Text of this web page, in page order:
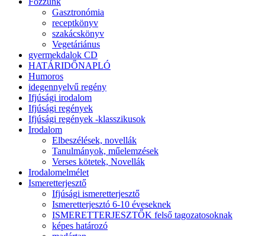
Gasztronómia
receptkönyv
szakácskönyv
Vegetáriánus
gyermekdalok CD
HATÁRIDŐNAPLÓ
Humoros
idegennyelvű regény
Ifjúsági irodalom
Ifjúsági regények
Ifjúsági regények -klasszikusok
Irodalom
Elbeszélések, novellák
Tanulmányok, műelemzések
Verses kötetek, Novellák
Irodalomelmélet
Ismeretterjesztő
Ifjúsági ismeretterjesztő
Ismeretterjesztó 6-10 éveseknek
ISMERETTERJESZTŐK felső tagozatosoknak
képes határozó